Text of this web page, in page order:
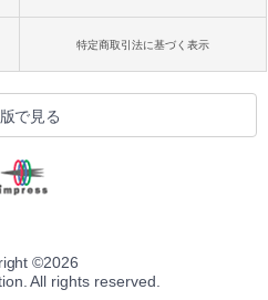
特定商取引法に基づく表示
で見る
©2026
All rights reserved.